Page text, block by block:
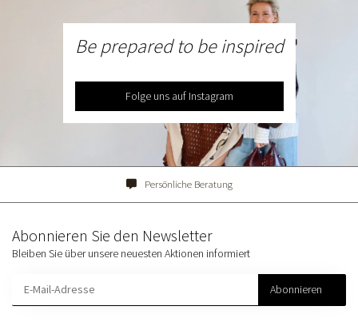
Be prepared to be inspired
Folge uns auf Instagram
Persönliche Beratung
Abonnieren Sie den Newsletter
Bleiben Sie über unsere neuesten Aktionen informiert
Abonnieren